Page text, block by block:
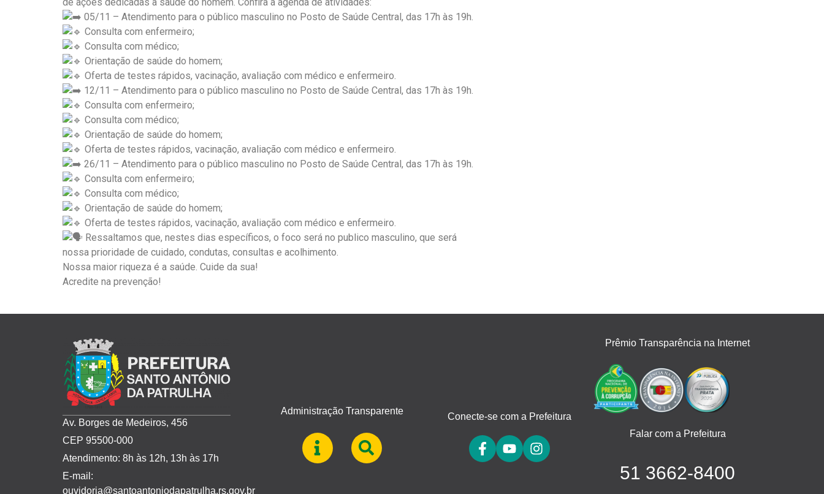
05/11 – Atendimento para o público masculino no Posto de Saúde Central, das 17h às 19h.
Consulta com enfermeiro;
Consulta com médico;
Orientação de saúde do homem;
Oferta de testes rápidos, vacinação, avaliação com médico e enfermeiro.
12/11 – Atendimento para o público masculino no Posto de Saúde Central, das 17h às 19h.
Consulta com enfermeiro;
Consulta com médico;
Orientação de saúde do homem;
Oferta de testes rápidos, vacinação, avaliação com médico e enfermeiro.
26/11 – Atendimento para o público masculino no Posto de Saúde Central, das 17h às 19h.
Consulta com enfermeiro;
Consulta com médico;
Orientação de saúde do homem;
Oferta de testes rápidos, vacinação, avaliação com médico e enfermeiro.
Ressaltamos que, nestes dias específicos, o foco será no publico masculino, que será
nossa prioridade de cuidado, condutas, consultas e acolhimento.
Nossa maior riqueza é a saúde. Cuide da sua!
Acredite na prevenção!
Av. Borges de Medeiros, 456
CEP 95500-000
Atendimento: 8h às 12h, 13h às 17h
E-mail:
ouvidoria@santoantoniodapatrulha.rs.gov.br
Administração Transparente Conecte-se com a Prefeitura
Prêmio Transparência na Internet
Falar com a Prefeitura
51 3662-8400